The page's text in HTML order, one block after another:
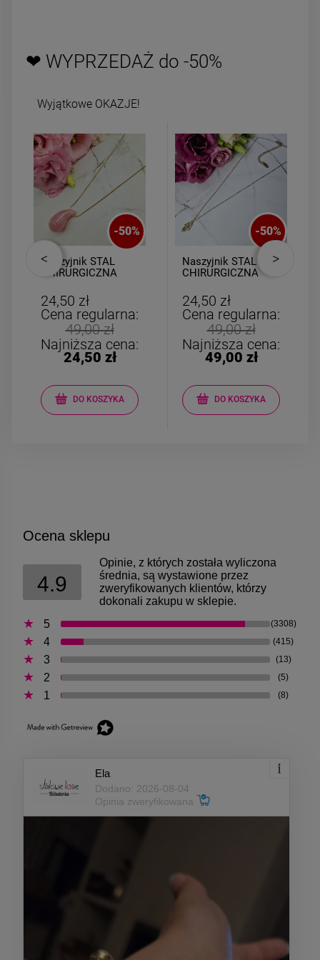
Bransoletka srebrna STAL
CHIRURGICZNA
modułowa ażurowa
cyrkonie
69,00 zł
Bransoletka
modułowa
koniczyny
DO KOSZYKA
❤ WYPRZEDAŻ do -50%
Wyjątkowe OKAZJE!
-50%
Naszyjnik STAL
CHIRURGICZNA
kryształ różowy
24,50 zł
Cena regularna:
49,00 zł
Najniższa cena:
24,50 zł
DO KOSZYKA
-50%
Naszyjnik STAL
CHIRURGICZNA
24,50 zł
Cena regularna:
49,00 zł
Najniższa cena:
49,00 zł
DO KOSZYKA
Ocena sklepu
4.9
Opinie, z których została wyliczona
średnia, są wystawione przez
zweryfikowanych klientów, którzy
dokonali zakupu w sklepie.
5
(3308)
4 (415)
3 (13)
2 (5)
1 (8)
Ela
Dodano: 2026-08-04
Opinia zweryfikowana